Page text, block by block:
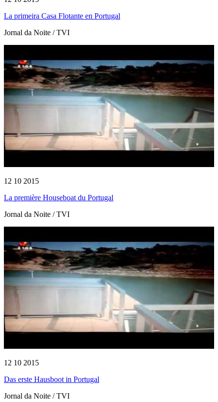
La primeira Casa Flotante en Portugal
Jornal da Noite / TVI
12 10 2015
La première Houseboat du Portugal
Jornal da Noite / TVI
12 10 2015
Das erste Hausboot in Portugal
Jornal da Noite / TVI